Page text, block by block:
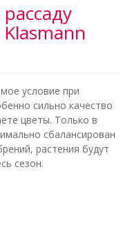
условие при
сильно качество
цветы. Только в
сбалансирован
растения будут
сезон.